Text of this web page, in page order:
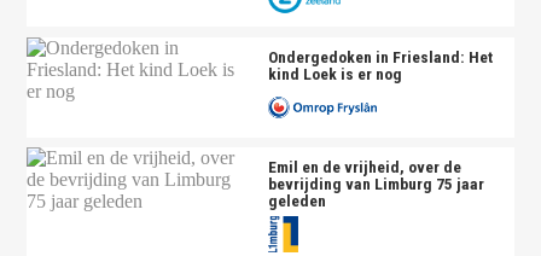
Ondergedoken in Friesland: Het
kind Loek is er nog
Emil en de vrijheid, over de
bevrijding van Limburg 75 jaar
geleden